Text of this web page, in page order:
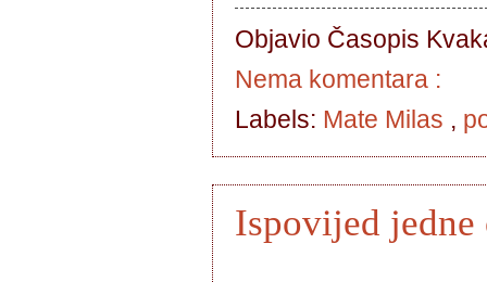
Objavio Časopis
Nema komentara :
Labels: Mate Milas ,
Ispovijed